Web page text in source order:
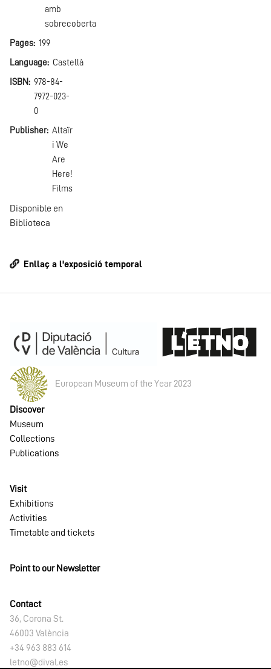
amb
sobrecoberta
Pages 199
Language Castellà
ISBN
978-84-
7972-023-
0
Publisher Altaïr
i We
Are
Here!
Films
Disponible en
Biblioteca
Enllaç a l'exposició temporal
European Museum of the Year 2023
Discover
Museum
Collections
Publications
Visit
Exhibitions
Activities
Timetable and tickets
Point to our Newsletter
Contact
36, Corona St.
46003 València
+34 963 883 614
letno@dival.es